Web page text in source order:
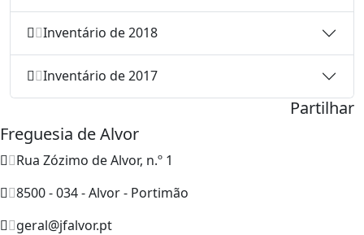
Inventário de 2018
Inventário de 2017
Partilhar
Freguesia de Alvor
Rua Zózimo de Alvor, n.º 1
8500 - 034 - Alvor - Portimão
geral@jfalvor.pt